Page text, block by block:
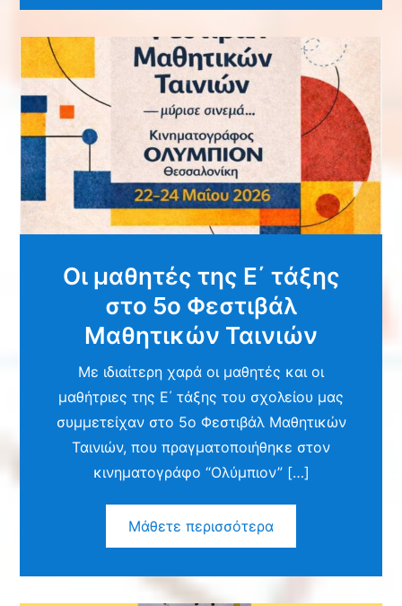
Οι μαθητές της Ε΄ τάξης
στο 5ο Φεστιβάλ
Μαθητικών Ταινιών
Με ιδιαίτερη χαρά οι μαθητές και οι
μαθήτριες της Ε΄ τάξης του σχολείου μας
συμμετείχαν στο 5ο Φεστιβάλ Μαθητικών
Ταινιών, που πραγματοποιήθηκε στον
κινηματογράφο “Ολύμπιον” […]
Μάθετε περισσότερα